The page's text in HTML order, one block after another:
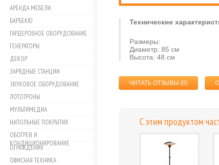
АРЕНДА МЕБЕЛИ
БАРБЕКЮ
ГАРДЕРОБНОЕ ОБОРУДОВАНИЕ
ГЕНЕРАТОРЫ
ДЕКОР
ЗАРЯДНЫЕ СТАНЦИИ
ЗВУКОВОЕ ОБОРУДОВАНИЕ
ЛОТОТРОНЫ
МУЛЬТИМЕДИА
НАПОЛЬНЫЕ ПОКРЫТИЯ
ОБОГРЕВ И
КОНДИЦИОНИРОВАНИЕ
ОГРАЖДЕНИЯ
ОФИСНАЯ ТЕХНИКА
Технические
Размеры:
Диаметр: 85 см
Высота: 48 см
ЧИТАТЬ ОТЗЫВЫ (0)
С этим продуктом